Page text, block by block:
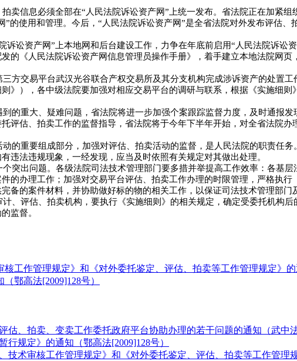
卖信息必须全部在“人民法院诉讼资产网”上统一发布。省法院正在加紧
的使用和管理。今后，“人民法院诉讼资产网”是全省法院对外发布评估
讼资产网”上本地网和后台建设工作，力争在年底前启用“人民法院诉讼
的《人民法院诉讼资产网信息管理员操作手册》，着手建立本地法院网页
方交易平台武汉光谷联合产权交易所及其分支机构完成涉诉资产的处置
》），各中级法院要加强对相应交易平台的调研与联系，根据《实施细
的重大、疑难问题，省法院将进一步加强个案跟踪监督力度，及时通报
评估、拍卖工作的监督指导，省法院将于今年下半年开始，对全省法院
的重要组成部分，加强对评估、拍卖活动的监督，是人民法院的职责任
违法违规现象，一经发现，应当及时依照有关规定对其做出处理。
突出问题。各级法院司法技术管理部门要多措并举提高工作效率：各基
的办理工作；加强对交易平台评估、拍卖工作办理的时限管理，严格执
的案件材料，并协助做好标的物的相关工作，以保证司法技术管理部门
、评估、拍卖机构，要执行《实施细则》的相关规定，确定受委托机构
监督。
工作管理规定》和《对外委托鉴定、评估、拍卖等工作管理规定》的
鄂高法[2009]128号）
、拍卖、变卖工作委托政府平台协助办理的若干问题的通知（武中法
规定》的通知（鄂高法[2009]128号）
术审核工作管理规定》和《对外委托鉴定、评估、拍卖等工作管理